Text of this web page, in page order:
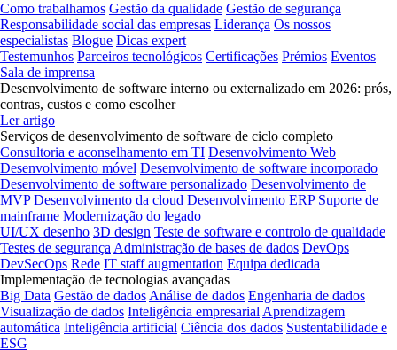
Como trabalhamos Gestão da qualidade Gestão de segurança
Responsabilidade social das empresas Liderança Os nossos
especialistas Blogue Dicas expert
Testemunhos Parceiros tecnológicos Certificações Prémios Eventos
Sala de imprensa
Desenvolvimento de software interno ou externalizado em 2026: prós,
contras, custos e como escolher
Ler artigo
Serviços de desenvolvimento de software de ciclo completo
Consultoria e aconselhamento em TI Desenvolvimento Web
Desenvolvimento móvel Desenvolvimento de software incorporado
Desenvolvimento de software personalizado Desenvolvimento de
MVP Desenvolvimento da cloud Desenvolvimento ERP Suporte de
mainframe Modernização do legado
UI/UX desenho 3D design Teste de software e controlo de qualidade
Testes de segurança Administração de bases de dados DevOps
DevSecOps Rede IT staff augmentation Equipa dedicada
Implementação de tecnologias avançadas
Big Data Gestão de dados Análise de dados Engenharia de dados
Visualização de dados Inteligência empresarial Aprendizagem
automática Inteligência artificial Ciência dos dados Sustentabilidade e
ESG